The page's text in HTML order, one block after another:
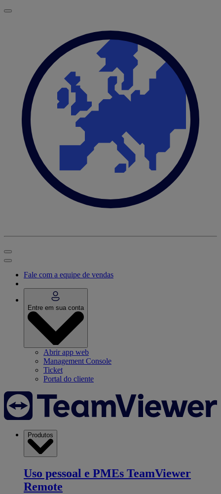
Fale com a equipe de vendas
Entre em sua conta
Abrir app web
Management Console
Ticket
Portal do cliente
Produtos
Uso pessoal e PMEs TeamViewer
Remote